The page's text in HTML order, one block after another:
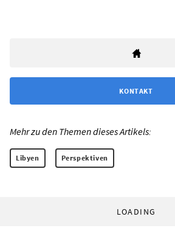
KONTAKT
Mehr zu den Themen dieses Artikels:
Libyen Perspektiven
LOADING